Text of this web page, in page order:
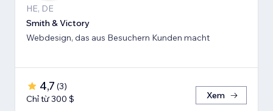
HE, DE
Smith & Victory
Webdesign, das aus Besuchern Kunden macht
4,7 (3)
Chỉ từ 300 $
Xem